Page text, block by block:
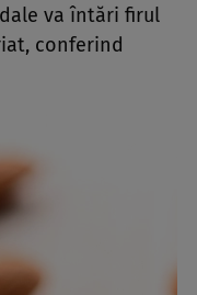
va întări firul
conferind